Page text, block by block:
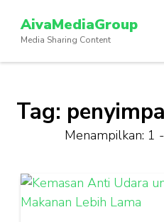
konten
(Tekan
AivaMediaGroup
Media Sharing Content
Tag:
Menampilkan: 1